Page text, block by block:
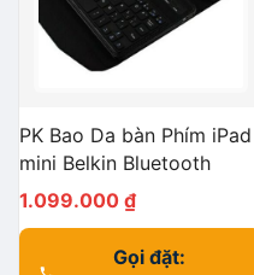
PK Bao Da bàn Phím iPad
mini Belkin Bluetooth
1.099.000 ₫
Gọi đặt: